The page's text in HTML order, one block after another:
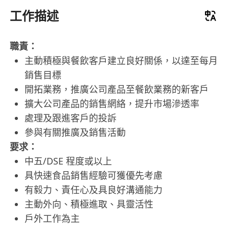
工作描述
職責：
主動積極與餐飲客戶建立良好關係，以達至每月
銷售目標
開拓業務，推廣公司產品至餐飲業務的新客戶
擴大公司產品的銷售網絡，提升市場滲透率
處理及跟進客戶的投訴
參與有關推廣及銷售活動
要求：
中五/DSE 程度或以上
具快速食品銷售經驗可獲優先考慮
有毅力、責任心及具良好溝通能力
主動外向、積極進取、具靈活性
戶外工作為主